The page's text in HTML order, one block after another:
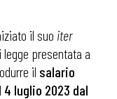
il suo iter
presentata a
il salario
4 luglio 2023 dal